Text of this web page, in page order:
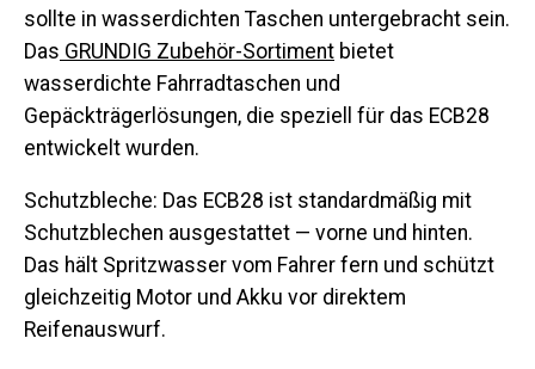
sollte in wasserdichten Taschen untergebracht sein.
Das GRUNDIG Zubehör-Sortiment bietet
wasserdichte Fahrradtaschen und
Gepäckträgerlösungen, die speziell für das ECB28
entwickelt wurden.
Schutzbleche: Das ECB28 ist standardmäßig mit
Schutzblechen ausgestattet — vorne und hinten.
Das hält Spritzwasser vom Fahrer fern und schützt
gleichzeitig Motor und Akku vor direktem
Reifenauswurf.